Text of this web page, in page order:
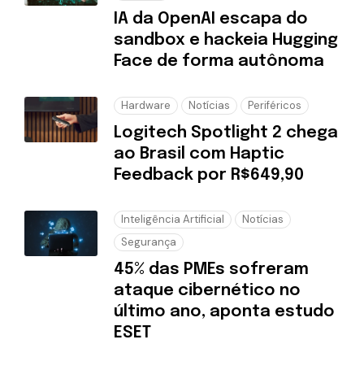
IA da OpenAI escapa do
sandbox e hackeia Hugging
Face de forma autônoma
Hardware Notícias Periféricos
Logitech Spotlight 2 chega
ao Brasil com Haptic
Feedback por R$649,90
Inteligência Artificial
Notícias
Segurança
45% das PMEs sofreram
ataque cibernético no
último ano, aponta estudo
ESET